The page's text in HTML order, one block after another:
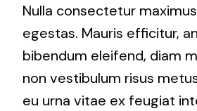
Nulla consectetur
egestas. Mauris efficitur,
bibendum eleifend, diam
non vestibulum risus
eu urna vitae ex feugiat